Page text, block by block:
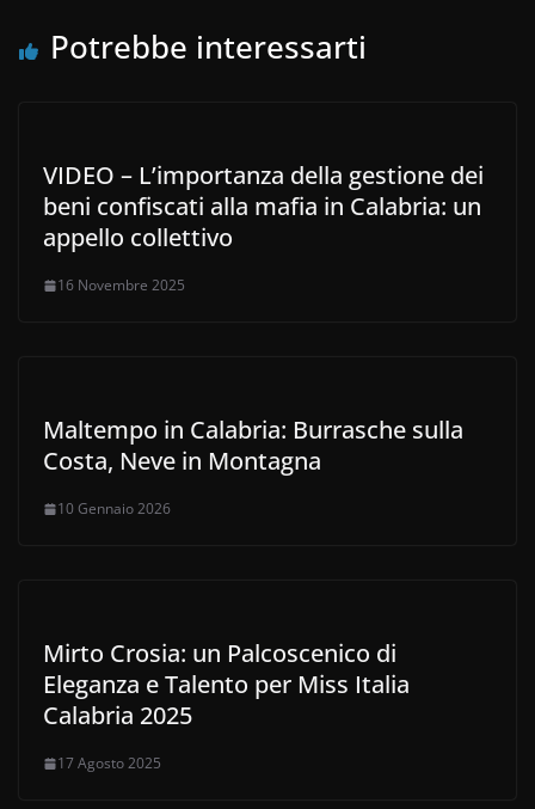
Potrebbe interessarti
VIDEO – L’importanza della gestione dei
beni confiscati alla mafia in Calabria: un
appello collettivo
16 Novembre 2025
Maltempo in Calabria: Burrasche sulla
Costa, Neve in Montagna
10 Gennaio 2026
Mirto Crosia: un Palcoscenico di
Eleganza e Talento per Miss Italia
Calabria 2025
17 Agosto 2025